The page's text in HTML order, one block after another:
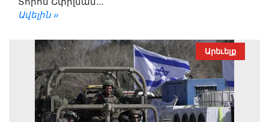
Ավելին »
Արեւելք